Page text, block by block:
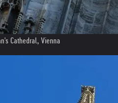
Cathedral, Vienna